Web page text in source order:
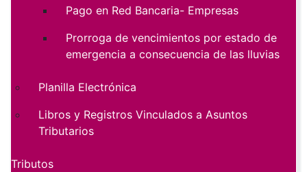
Pago en Red Bancaria- Empresas
Prorroga de vencimientos por estado de
emergencia a consecuencia de las lluvias
Planilla Electrónica
Libros y Registros Vinculados a Asuntos
Tributarios
Tributos